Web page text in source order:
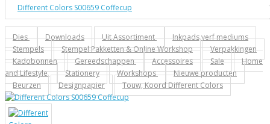
Different Colors S00659 Coffecup
Dies Downloads Uit Assortiment
Inkpads,verf mediums
Stempels
Stempel Pakketten & Online Workshop
Verpakkingen
Kadobonnen
Gereedschappen Accessoires Sale
Home
and Lifestyle
Stationery Workshops
Nieuwe producten
Beurzen
Designpapier Touw, Koord Different Colors